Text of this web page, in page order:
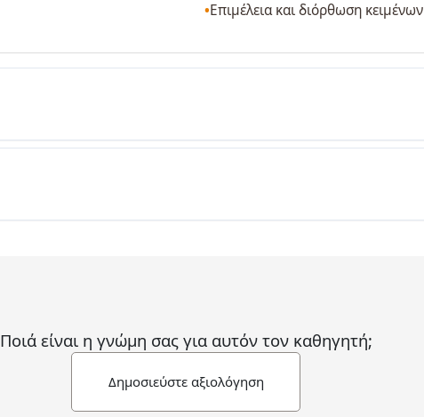
Επιμέλεια και διόρθωση κειμένων
Ποιά είναι η γνώμη σας για αυτόν τον καθηγητή;
Δημοσιεύστε αξιολόγηση